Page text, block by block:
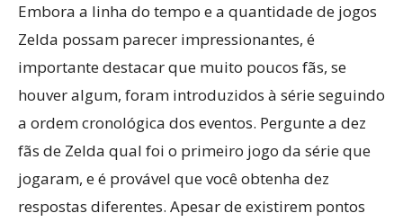
Embora a linha do tempo e a quantidade de jogos
Zelda possam parecer impressionantes, é
importante destacar que muito poucos fãs, se
houver algum, foram introduzidos à série seguindo
a ordem cronológica dos eventos. Pergunte a dez
fãs de Zelda qual foi o primeiro jogo da série que
jogaram, e é provável que você obtenha dez
respostas diferentes. Apesar de existirem pontos